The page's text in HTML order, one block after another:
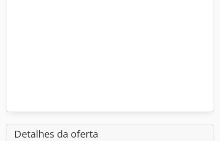
Detalhes da oferta